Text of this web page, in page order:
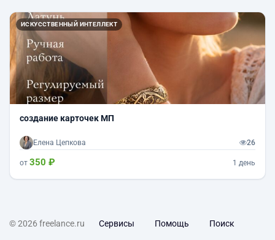
ИСКУССТВЕННЫЙ ИНТЕЛЛЕКТ
создание карточек МП
Елена Цепкова 26
от 350 ₽ 1 день
© 2026 freelance.ru Сервисы Помощь Поиск